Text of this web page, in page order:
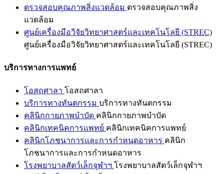
ตรวจสอบคุณภาพสิ่งแวดล้อม ตรวจสอบคุณภาพสิ่ง
แวดล้อม
ศูนย์เครื่องมือวิจัยวิทยาศาสตร์และเทคโนโลยี (STREC)
ศูนย์เครื่องมือวิจัยวิทยาศาสตร์และเทคโนโลยี (STREC)
บริการทางการแพทย์
โอสถศาลา โอสถศาลา
บริการทางทันตกรรม บริการทางทันตกรรม
คลินิกกายภาพบำบัด คลินิกกายภาพบำบัด
คลินิกเทคนิคการแพทย์ คลินิกเทคนิคการแพทย์
คลินิกโภชนาการและการกำหนดอาหาร คลินิก
โภชนาการและการกำหนดอาหาร
โรงพยาบาลสัตว์เล็กจุฬาฯ โรงพยาบาลสัตว์เล็กจุฬาฯ